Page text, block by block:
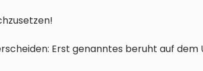
Erst genanntes beruht auf